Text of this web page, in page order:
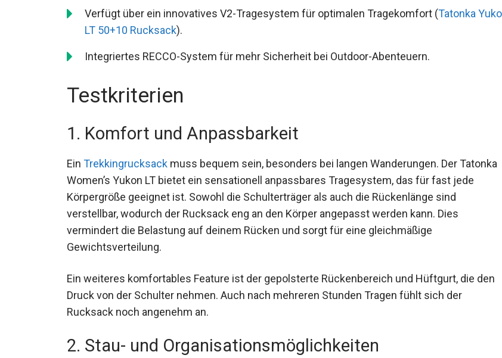
Verfügt über ein innovatives V2-Tragesystem für optimalen Tragekomfort (Tatonka
Yukon LT 50+10 Rucksack
Integriertes RECCO-System für mehr Sicherheit bei Outdoor-Abenteuern.
Testkriterien
1. Komfort und Anpassbarkeit
Ein Trekkingrucksack muss bequem sein, besonders bei langen Wanderungen. Der Tatonka
Women’s Yukon LT bietet ein sensationell anpassbares Tragesystem, das für fast jede
Körpergröße geeignet ist. Sowohl die Schulterträger als auch die Rückenlänge sind
verstellbar, wodurch der Rucksack eng an den Körper angepasst werden kann. Dies
vermindert die Belastung auf deinem Rücken und sorgt für eine gleichmäßige
Gewichtsverteilung.
Ein weiteres komfortables Feature ist der gepolsterte Rückenbereich und Hüftgurt, die den
Druck von der Schulter nehmen. Auch nach mehreren Stunden Tragen fühlt sich der
Rucksack noch angenehm an.
2. Stau- und Organisationsmöglichkeiten